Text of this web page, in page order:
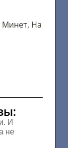
Минет, На
И
не